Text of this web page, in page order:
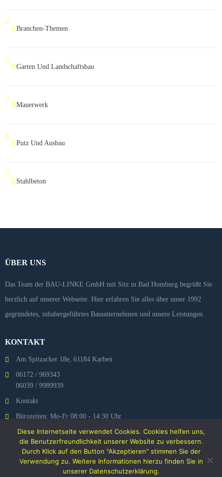
Branchen-Themen
Garten Und Landschaftsbau
Mauerwerk
Putz Und Ausbau
Stahlbeton
ÜBER UNS
Das Team der BAU-LINKE GmbH mit Sitz in Bad Homburg begrüßt Sie
herzlich auf unserer Webseite. Hier erfahren Sie alles über unser 1992
gegründetes, inhabergeführtes Bauunternehmen und unsere Leistungen.
KONTAKT
Am Spitzacker 18e, 61184 Karben
06172 / 969343
06039 / 9989939
Kontakt
Bürozeiten: Mo-Fr 08:00 - 14:30 Uhr
Bau-Linke auf INSTAGRAM
Diese Internetseite verwendet Cookies. Cookies helfen uns,
die Benutzerfreundlichkeit unserer Website zu verbessern.
Durch Klick auf den Button "Akzeptieren" stimmen Sie der
Verwendung zu. Weitere Informationen hierzu finden Sie in
unserer Datenschutzerklärung.